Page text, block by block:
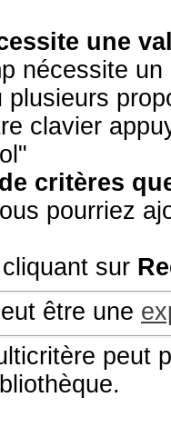
une
nécessite
plusieurs
clavier
critères
pourriez
sur
être une
peut